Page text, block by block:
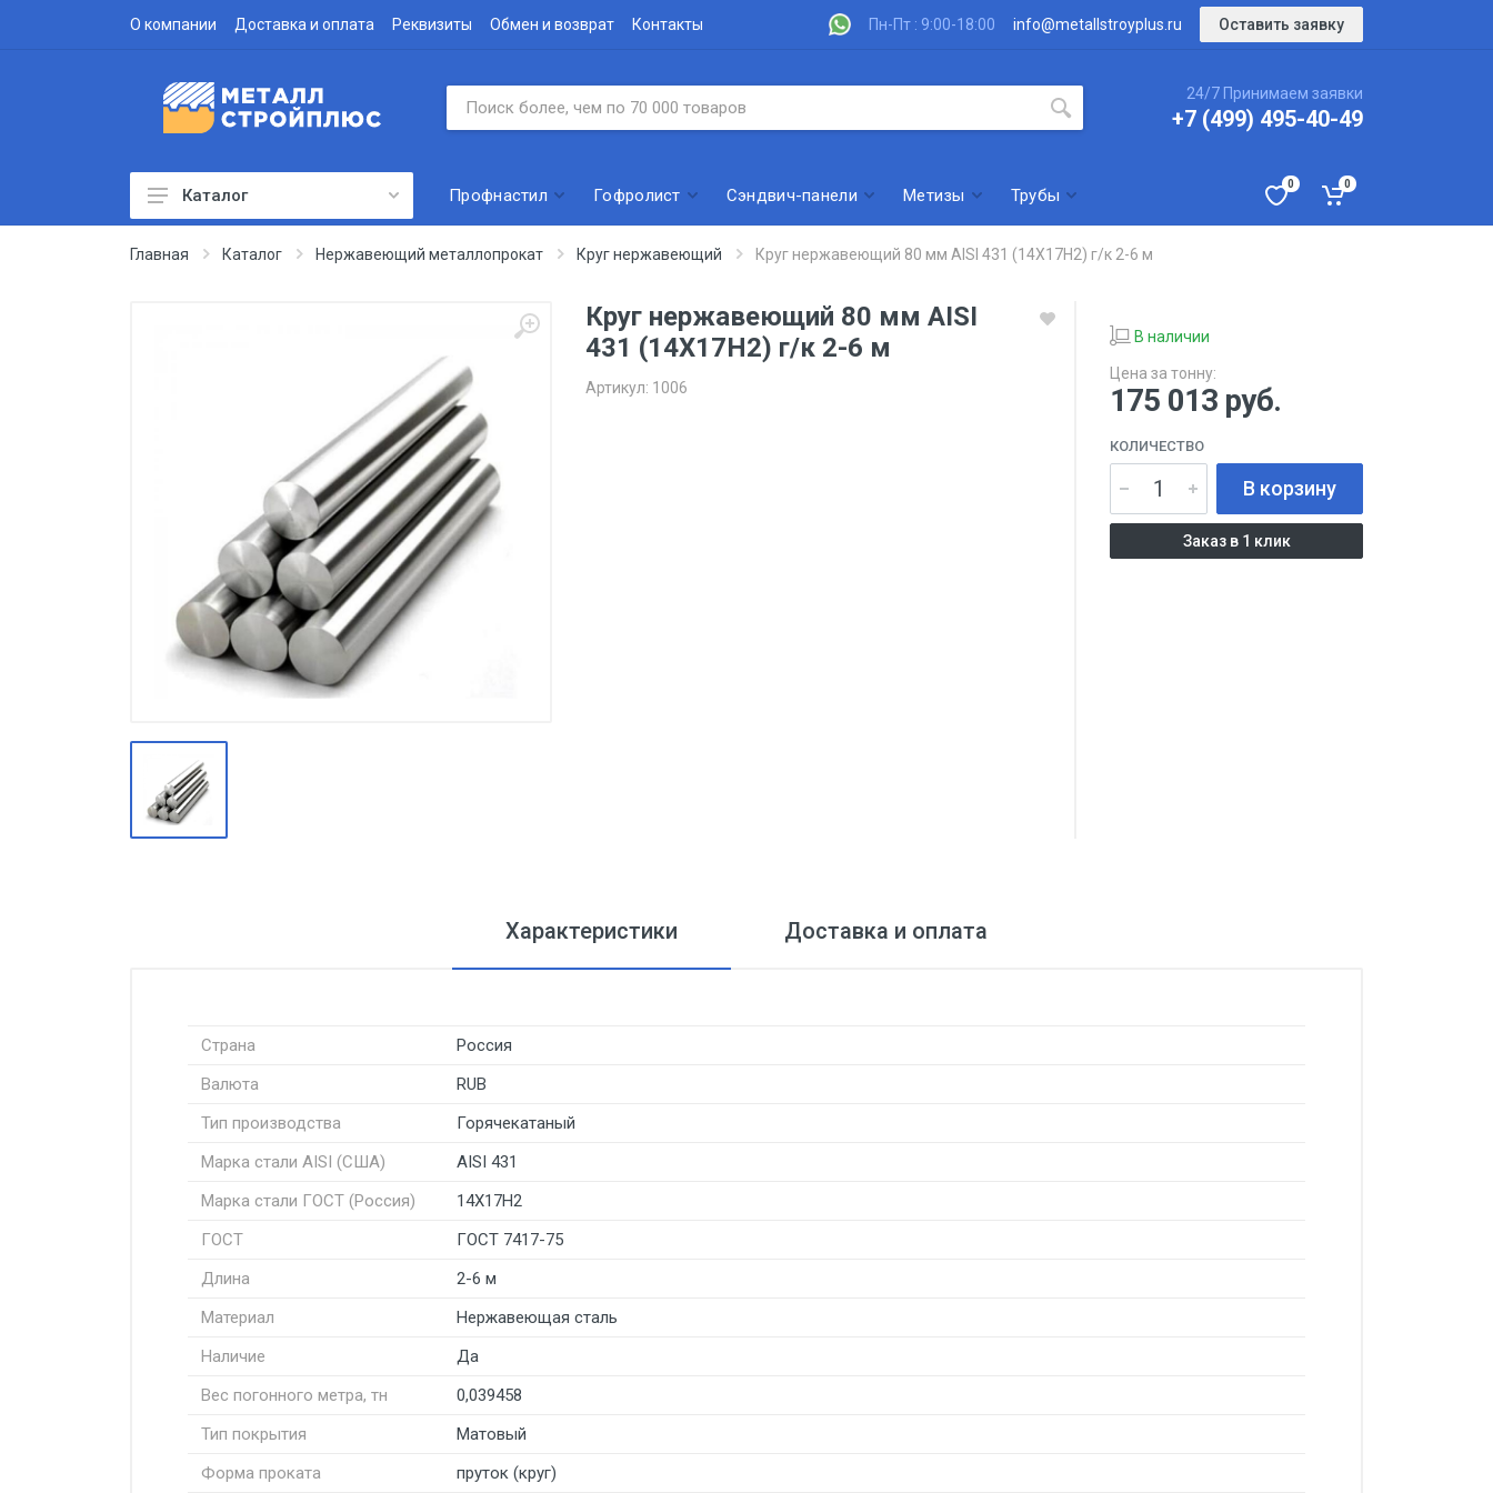
О компании Доставка и оплата Реквизиты Обмен и возврат Контакты Пн-Пт : 9:00-18:00 info@metallstroyplus.ru Оставить заявку
24/7 Принимаем заявки
+7 (499) 495-40-49
Профнастил
Производство
Штакетник
Черный металлопрокат
Нержавеющий металлопрокат
метизы
Оцинкованный металлопрокат
Запорная арматура
Каталог Профнастил Гофролист Сэндвич-панели Метизы Трубы
0 0
Главная Каталог Нержавеющий металлопрокат Круг нержавеющий Круг нержавеющий 80 мм AISI 431 (14Х17Н2) г/к 2-6 м
Круг нержавеющий 80 мм AISI
431 (14Х17Н2) г/к 2-6 м
Артикул: 1006
В наличии
Цена за тонну:
175 013 руб.
КОЛИЧЕСТВО
В корзину
Заказ в 1 клик
Характеристики Доставка и оплата
Страна
Россия
Валюта
RUB
Тип производства
Горячекатаный
Марка стали AISI (США)
AISI 431
Марка стали ГОСТ (Россия)
14Х17Н2
ГОСТ
ГОСТ 7417-75
Длина
2-6 м
Материал
Нержавеющая сталь
Наличие
Да
Вес погонного метра, тн
0,039458
Тип покрытия
Матовый
Форма проката
пруток (круг)